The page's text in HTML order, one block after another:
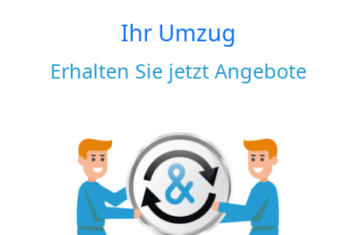
Ihr Umzug
Erhalten Sie jetzt Angebote